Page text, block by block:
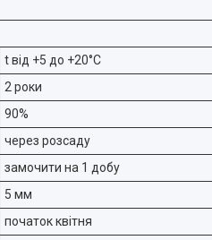
t від +5 до +20°C
2 роки
90%
через розсаду
замочити на 1 добу
5 мм
початок квітня